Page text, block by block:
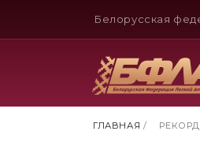
Белорусская
ГЛАВНАЯ /